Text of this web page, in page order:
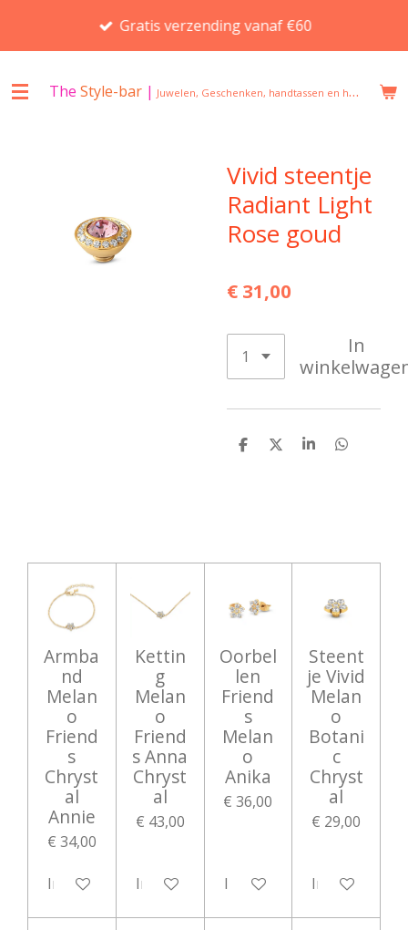
de
Gratis verzending vanaf €60
The Style-bar | Juwelen, Geschenken, handtassen en huisgeuren in Beveren
Vivid steentje
Radiant Light
Rose goud
€ 31,00
In
D
D
S
D
Armba
nd
Melan
o
Friend
s
Chryst
al
Annie
€ 34,00
In winkelwagen
Kettin
g
Melan
o
Friend
s Anna
Chryst
al
€ 43,00
In winkelwagen
Oorbel
len
Friend
s
Melan
o
Anika
€ 36,00
In winkelwagen
Steent
je Vivid
Melan
o
Botani
c
Chryst
al
€ 29,00
In